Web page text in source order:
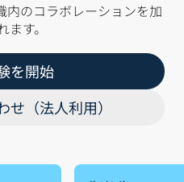
内のコラボレーションを加
す。
を開始
（法人利用）